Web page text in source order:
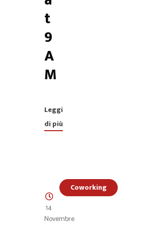
t
9
A
M
Leggi
di più
Coworking
14
Novembre